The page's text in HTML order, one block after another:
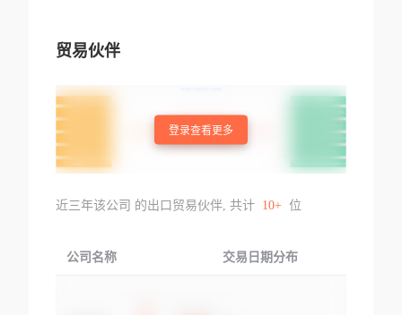
贸易伙伴
登录查看更多
近三年该公司 的出口贸易伙伴, 共计 10+ 位
公司名称 交易日期分布